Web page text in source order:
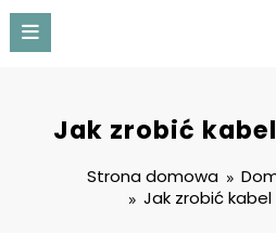
Przejdź
treści
Jak zrobić
Strona domowa
Jak zrobić